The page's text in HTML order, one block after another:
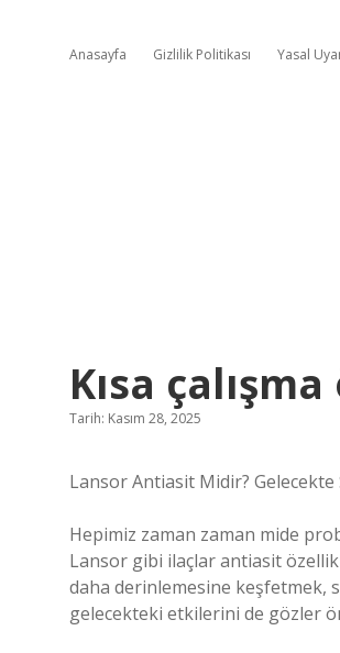
Anasayfa Gizlilik Politikası Yasal
Kısa
Tarih: Kasım 28, 2025
Lansor Antiasit Midir? Gelecekte
Hepimiz zaman zaman mide
Lansor gibi ilaçlar antiasit
daha derinlemesine keşfetmek,
gelecekteki etkilerini de gözler